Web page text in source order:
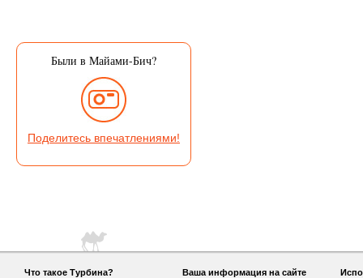
Были в Майами-Бич?
Поделитесь впечатлениями!
Что такое Турбина?
Ваша информация на сайте